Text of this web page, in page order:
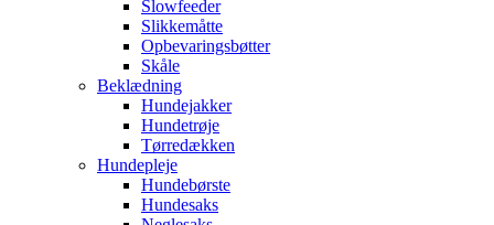
Slowfeeder
Slikkemåtte
Opbevaringsbøtter
Skåle
Beklædning
Hundejakker
Hundetrøje
Tørredækken
Hundepleje
Hundebørste
Hundesaks